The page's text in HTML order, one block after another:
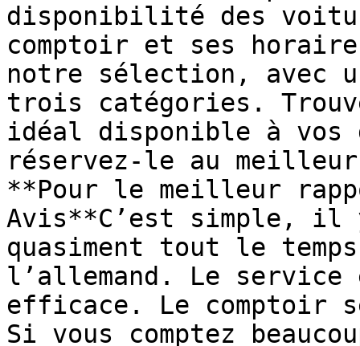
disponibilité des
comptoir et ses
notre sélection, avec
trois catégories.
idéal disponible à vos
réservez-le au
**Pour le meilleur
Avis**C’est simple,
quasiment tout le
l’allemand. Le
efficace. Le comptoir
Si vous comptez